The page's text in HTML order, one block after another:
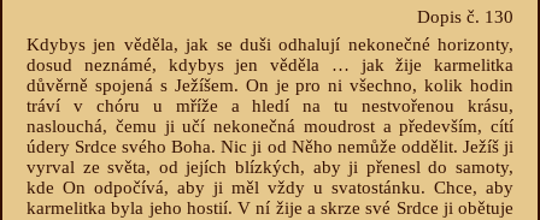
Dopis č. 130
Kdybys jen věděla, jak se duši odhalují nekonečné horizonty,
dosud neznámé, kdybys jen věděla … jak žije karmelitka
důvěrně spojená s Ježíšem. On je pro ni všechno, kolik hodin
tráví v chóru u mříže a hledí na tu nestvořenou krásu,
naslouchá, čemu ji učí nekonečná moudrost a především, cítí
údery Srdce svého Boha. Nic ji od Něho nemůže oddělit. Ježíš ji
vyrval ze světa, od jejích blízkých, aby ji přenesl do samoty,
kde On odpočívá, aby ji měl vždy u svatostánku. Chce, aby
karmelitka byla jeho hostií. V ní žije a skrze své Srdce ji obětuje